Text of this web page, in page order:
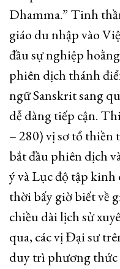
Dhamma.” Tinh
giáo du nhập vào
đầu sự nghiệp
phiên dịch thánh
ngữ Sanskrit sang
dễ dàng tiếp cận.
– 280) vị sơ tổ thiền
bắt đầu phiên dịch
ý và Lục độ tập
thời bấy giờ biết về
chiều dài lịch sử
qua, các vị Đại sư
duy trì phương thức